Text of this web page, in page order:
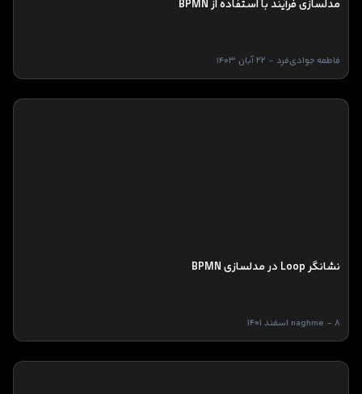
مدلسازی فرآیند با استفاده از BPMN
فاطمه جوادی‌فرد - 22 آبان 1403
نشانگر Loop در مدلسازی BPMN
naghme - 8 اسفند 1401